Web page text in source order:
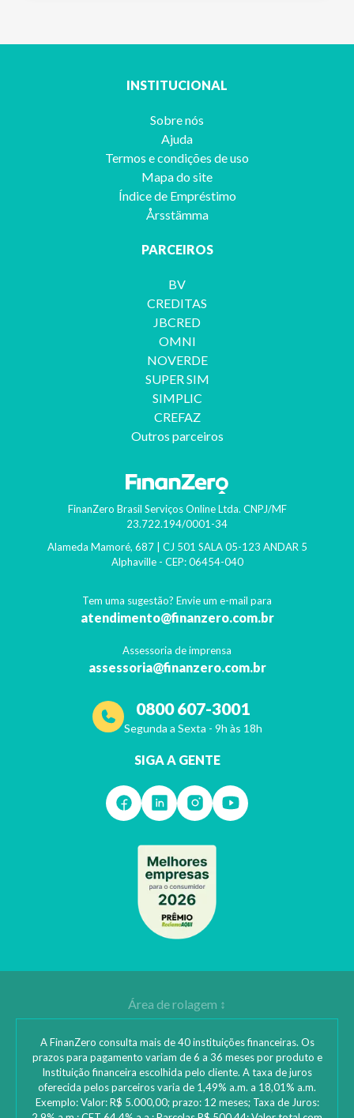
INSTITUCIONAL
Sobre nós
Ajuda
Termos e condições de uso
Mapa do site
Índice de Empréstimo
Årsstämma
PARCEIROS
BV
CREDITAS
JBCRED
OMNI
NOVERDE
SUPER SIM
SIMPLIC
CREFAZ
Outros parceiros
FinanZero Brasil Serviços Online Ltda. CNPJ/MF
23.722.194/0001-34
Alameda Mamoré, 687 | CJ 501 SALA 05-123 ANDAR 5
Alphaville- CEP: 06454-040
Tem uma sugestão? Envie um e-mail para
atendimento@finanzero.com.br
Assessoria de imprensa
assessoria@finanzero.com.br
0800 607-3001
Segunda a Sexta - 9h às 18h
SIGA A GENTE
A FinanZero consulta mais de 40 instituições financeiras. Os
prazos para pagamento variam de 6 a 36 meses por produto e
Instituição financeira escolhida pelo cliente. A taxa de juros
oferecida pelos parceiros varia de 1,49% a.m. a 18,01% a.m.
Exemplo: Valor: R$ 5.000,00; prazo: 12 meses; Taxa de Juros: